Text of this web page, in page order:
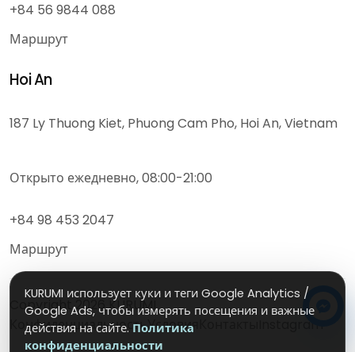
KURUMI использует куки и теги Google Analytics /
Google Ads, чтобы измерять посещения и важные
действия на сайте. Политика
конфиденциальности
+84 56 9844 088
Маршрут
Hoi An
187 Ly Thuong Kiet, Phuong Cam Pho, Hoi An, Vietnam
Открыто ежедневно, 08:00-21:00
+84 98 453 2047
Маршрут
Copyright2026KURUMI
КонфиденциальностьУсловия